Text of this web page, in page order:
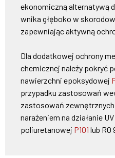
ekonomiczną alternatywą
wnika głęboko w
zapewniając aktywną
Dla dodatkowej ochrony
chemicznej należy pokryć
nawierzchni epoksydowej
przypadku zastosowań
zastosowań
narażeniem na działanie
poliuretanowej P101 lub RO